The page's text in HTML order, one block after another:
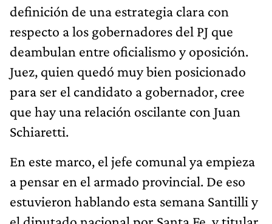
definición de una estrategia clara con
respecto a los gobernadores del PJ que
deambulan entre oficialismo y oposición.
Juez, quien quedó muy bien posicionado
para ser el candidato a gobernador, cree
que hay una relación oscilante con Juan
Schiaretti.
En este marco, el jefe comunal ya empieza
a pensar en el armado provincial. De eso
estuvieron hablando esta semana Santilli y